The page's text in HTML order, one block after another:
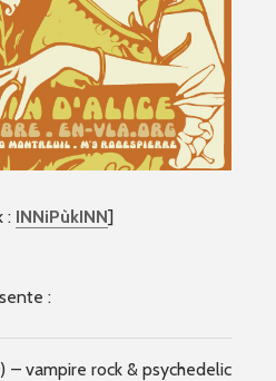
: INNiPùkINN]
:
– vampire rock & psychedelic